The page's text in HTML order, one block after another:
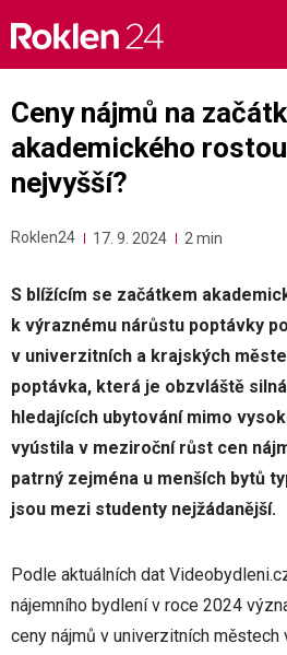
content
Ceny nájmů na
akademického
nejvyšší?
Roklen24 17. 9. 2024 2 min
S blížícím se začátkem
k výraznému nárůstu poptávky
v univerzitních a krajských
poptávka, která je obzvláště
hledajících ubytování mimo
vyústila v meziroční růst cen
patrný zejména u menších bytů
jsou mezi studenty nejžádanější.
Podle aktuálních dat
nájemního bydlení v roce 2024
ceny nájmů v univerzitních městech